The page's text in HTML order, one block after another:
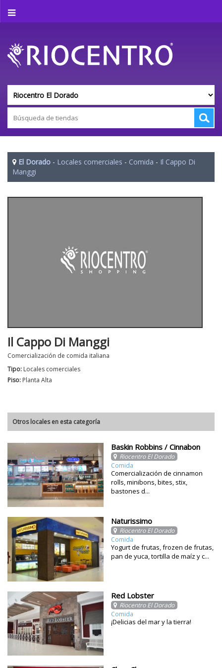
El Dorado - Locales comerciales - Comida - Il Cappo Di
Manggi
Il Cappo Di Manggi
Comercialización de comida italiana
Tipo: Locales comerciales
Piso: Planta Alta
Otros locales en esta categoría
Baskin Robbins / Cinnabon
Riocentro El Dorado
Comida
Comercialización de cinnamon
rolls, minibons, bites, stix,
bastones d...
Naturissimo
Riocentro El Dorado
Comida
Yogurt de frutas, frozen de frutas,
pan de yuca, tortilla de maíz y c...
Red Lobster
Riocentro El Dorado
Comida
¡Delicias del mar y la tierra!